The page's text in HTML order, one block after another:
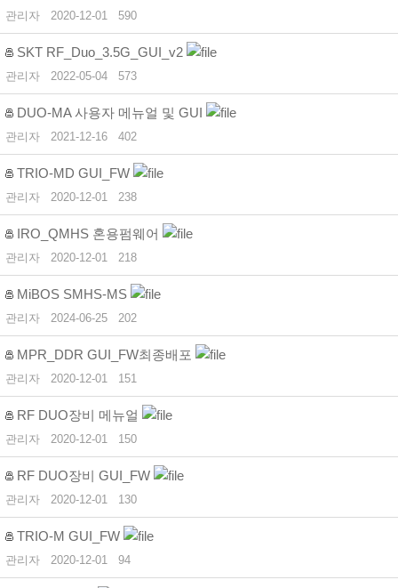
관리자 2020-12-01 590
SKT RF_Duo_3.5G_GUI_v2
관리자 2022-05-04 573
DUO-MA 사용자 메뉴얼 및 GUI
관리자 2021-12-16 402
TRIO-MD GUI_FW
관리자 2020-12-01 238
IRO_QMHS 혼용펌웨어
관리자 2020-12-01 218
MiBOS SMHS-MS
관리자 2024-06-25 202
MPR_DDR GUI_FW최종배포
관리자 2020-12-01 151
RF DUO장비 메뉴얼
관리자 2020-12-01 150
RF DUO장비 GUI_FW
관리자 2020-12-01 130
TRIO-M GUI_FW
관리자 2020-12-01 94